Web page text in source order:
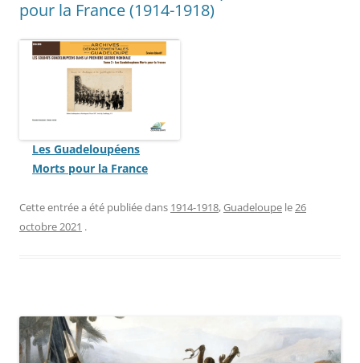
pour la France (1914-1918)
Les Guadeloupéens
Morts pour la France
Cette entrée a été publiée dans 1914-1918,Guadeloupe le26
octobre 2021 .